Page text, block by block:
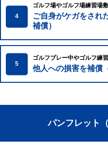
4
ゴルフ場やゴルフ場練習場敷
ご自身がケガをされ
補償）
5
ゴルフプレー中やゴルフ練
他人への損害を補償
パンフレット